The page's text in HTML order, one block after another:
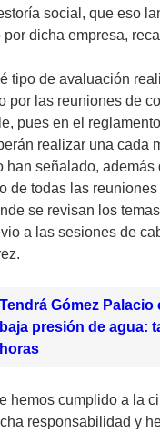
social, que eso
dicha empresa,
tipo de avaluación
por las reuniones de
pues en el
realizar una cada
han señalado, además
de todas las
se revisan los
a las sesiones de
Tendrá Gómez
baja presión de agua:
horas
hemos cumplido a la
responsabilidad y